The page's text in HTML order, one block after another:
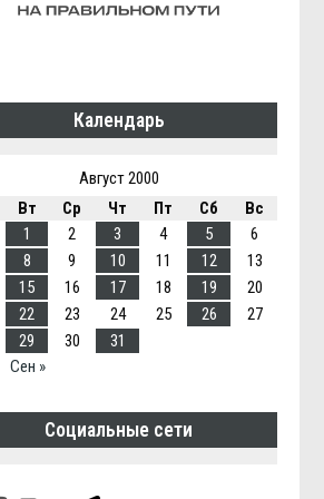
Календарь
Август 2000
Вт Ср Чт Пт Сб
Вс
1
2 3 4 5
6
8 9 10 11 12
13
15 16 17 18 19
20
22 23 24 25 26
27
29 30
31
Сен »
Социальные сети